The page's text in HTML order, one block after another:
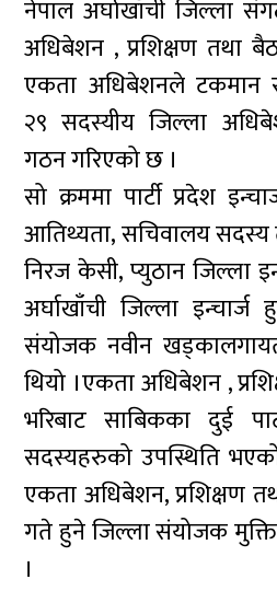
नेपाल अर्घाखाँची जिल्ला
अधिबेशन , प्रशिक्षण तथा
एकता अधिबेशनले टकमान
२९ सदस्यीय जिल्ला
गठन गरिएको छ ।
सो क्रममा पार्टी प्रदेश
आतिथ्यता, सचिवालय
निरज केसी, प्युठान जिल्ला
अर्घाखाँची जिल्ला इन्चार्ज
संयोजक नवीन
थियो ।एकता अधिबेशन ,
भरिबाट साबिकका दुई
सदस्यहरुको उपस्थिति
एकता अधिबेशन, प्रशिक्षण
गते हुने जिल्ला संयोजक
।